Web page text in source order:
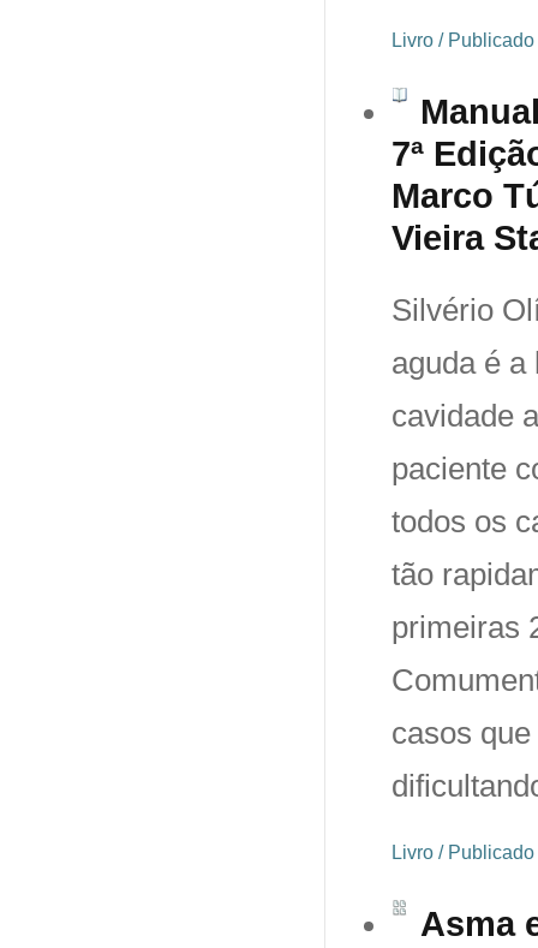
Livro /
7ª
Marco
Vieira
Silvério
aguda é a
cavidade
paciente
todos os
tão
primeiras
casos
Livro /
Asma